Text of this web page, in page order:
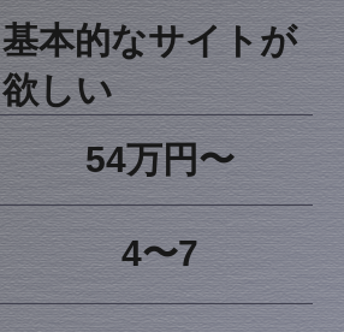
54万円〜​
​4〜7​​
​基本的なサイトが
欲しい